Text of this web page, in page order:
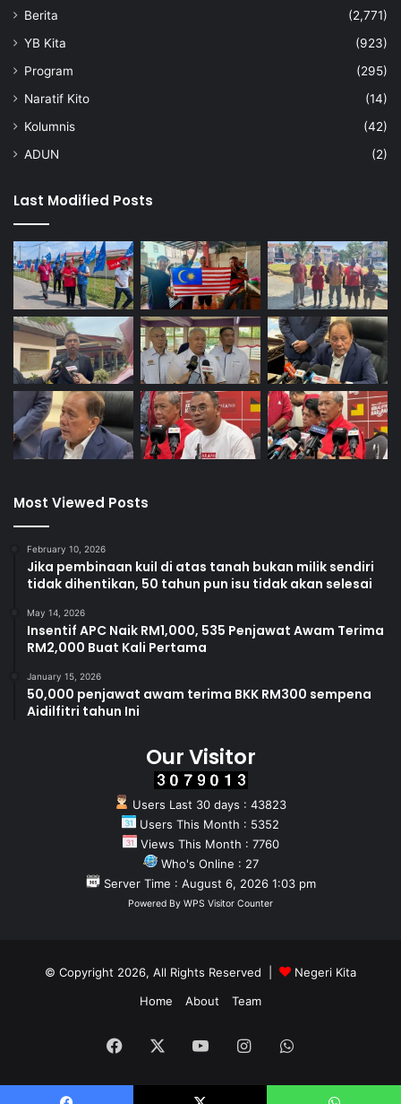
Berita
(2,771)
YB Kita
(923)
Program
(295)
Naratif Kito
(14)
Kolumnis
(42)
ADUN
(2)
Last Modified Posts
Most Viewed Posts
February 10, 2026
Jika pembinaan kuil di atas tanah bukan milik sendiri
tidak dihentikan, 50 tahun pun isu tidak akan selesai
May 14, 2026
Insentif APC Naik RM1,000, 535 Penjawat Awam Terima
RM2,000 Buat Kali Pertama
January 15, 2026
50,000 penjawat awam terima BKK RM300 sempena
Aidilfitri tahun Ini
Our Visitor
Users Last 30 days : 43823
Users This Month : 5352
Views This Month : 7760
Who's Online : 27
Server Time : August 6, 2026 1:03 pm
Powered By WPS Visitor Counter
© Copyright 2026, All Rights Reserved |
Negeri Kita
Home
About Team
Facebook YouTubeInstagramWhatsApp